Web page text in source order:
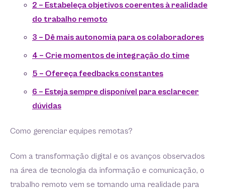
2 – Estabeleça objetivos coerentes à realidade
do trabalho remoto
3 – Dê mais autonomia para os colaboradores
4 – Crie momentos de integração do time
5 – Ofereça feedbacks constantes
6 – Esteja sempre disponível para esclarecer
dúvidas
Como gerenciar equipes remotas?
Com a transformação digital e os avanços observados
na área de tecnologia da informação e comunicação, o
trabalho remoto vem se tornando uma realidade para